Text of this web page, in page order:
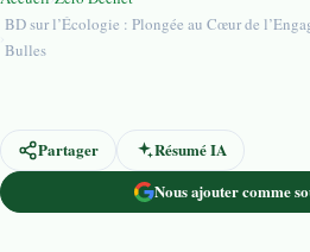
BD sur l’Écologie : Plongée au Cœur de
Bulles
Partager
Résumé IA
Nous ajouter comme